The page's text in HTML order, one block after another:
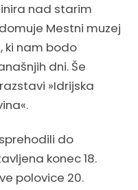
nad starim
Mestni muzej
ki nam bodo
dni. Še
»Idrijska
do
konec 18.
polovice 20.